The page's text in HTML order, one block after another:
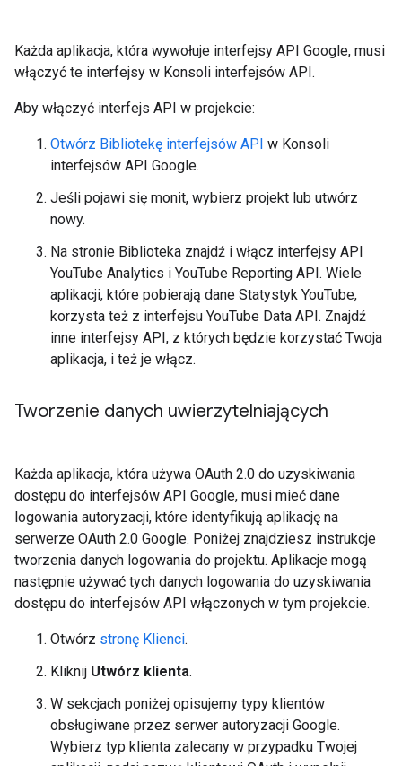
Każda aplikacja, która wywołuje interfejsy API Google, musi
włączyć te interfejsy w Konsoli interfejsów API.
Aby włączyć interfejs API w projekcie:
Otwórz Bibliotekę interfejsów API w Konsoli
interfejsów API Google.
Jeśli pojawi się monit, wybierz projekt lub utwórz
nowy.
Na stronie Biblioteka znajdź i włącz interfejsy API
YouTube Analytics i YouTube Reporting API. Wiele
aplikacji, które pobierają dane Statystyk YouTube,
korzysta też z interfejsu YouTube Data API. Znajdź
inne interfejsy API, z których będzie korzystać Twoja
aplikacja, i też je włącz.
Tworzenie danych uwierzytelniających
Każda aplikacja, która używa OAuth 2.0 do uzyskiwania
dostępu do interfejsów API Google, musi mieć dane
logowania autoryzacji, które identyfikują aplikację na
serwerze OAuth 2.0 Google. Poniżej znajdziesz instrukcje
tworzenia danych logowania do projektu. Aplikacje mogą
następnie używać tych danych logowania do uzyskiwania
dostępu do interfejsów API włączonych w tym projekcie.
Otwórz stronę Klienci.
Kliknij Utwórz klienta.
W sekcjach poniżej opisujemy typy klientów
obsługiwane przez serwer autoryzacji Google.
Wybierz typ klienta zalecany w przypadku Twojej